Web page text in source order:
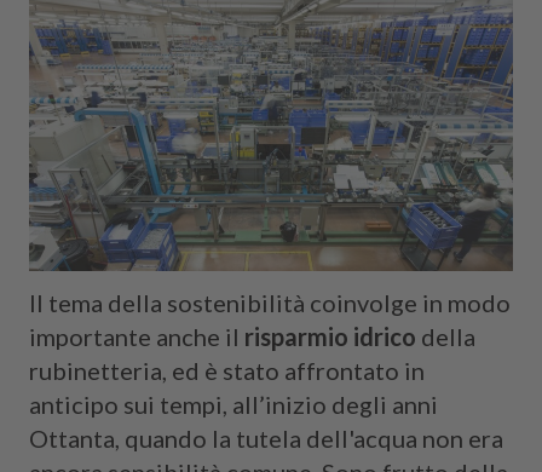
Il tema della sostenibilità coinvolge in modo
importante anche il risparmio idrico della
rubinetteria, ed è stato affrontato in
anticipo sui tempi, all’inizio degli anni
Ottanta, quando la tutela dell'acqua non era